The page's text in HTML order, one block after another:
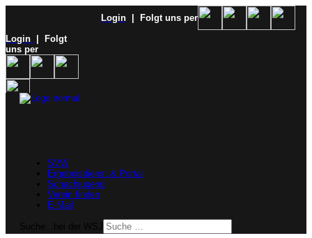
Login
| Folgt uns per
Login
| Folgt
uns per
SVW
Ergebnisdienst & Portal
Schachjugend
Verein finden
E-Mail